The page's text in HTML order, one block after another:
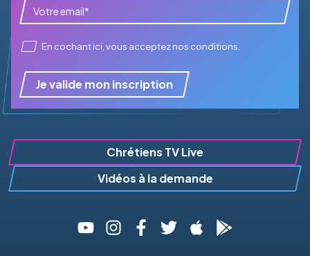
En cochant ici, vous accepteznos conditions
Je valide mon inscription
Chrétiens TV Live
Vidéos à la demande